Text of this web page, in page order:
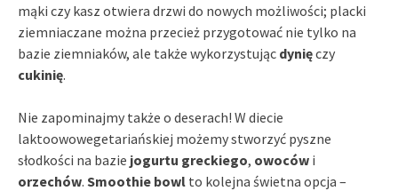
mąki czy kasz otwiera drzwi do nowych możliwości; placki
ziemniaczane można przecież przygotować nie tylko na
bazie ziemniaków, ale także wykorzystując dynięczy
cukinię.
Nie zapominajmy także o deserach! W diecie
laktoowowegetariańskiej możemy stworzyć pyszne
słodkości na bazie jogurtu greckiego, owoców i
orzechów. Smoothie bowl to kolejna świetna opcja –